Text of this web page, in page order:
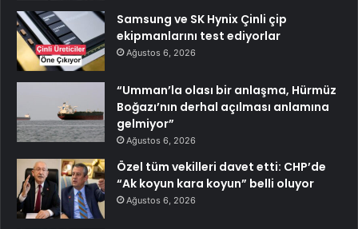
Samsung ve SK Hynix Çinli çip
ekipmanlarını test ediyorlar
Ağustos 6, 2026
“Umman’la olası bir anlaşma, Hürmüz
Boğazı’nın derhal açılması anlamına
gelmiyor”
Ağustos 6, 2026
Özel tüm vekilleri davet etti: CHP’de
“Ak koyun kara koyun” belli oluyor
Ağustos 6, 2026